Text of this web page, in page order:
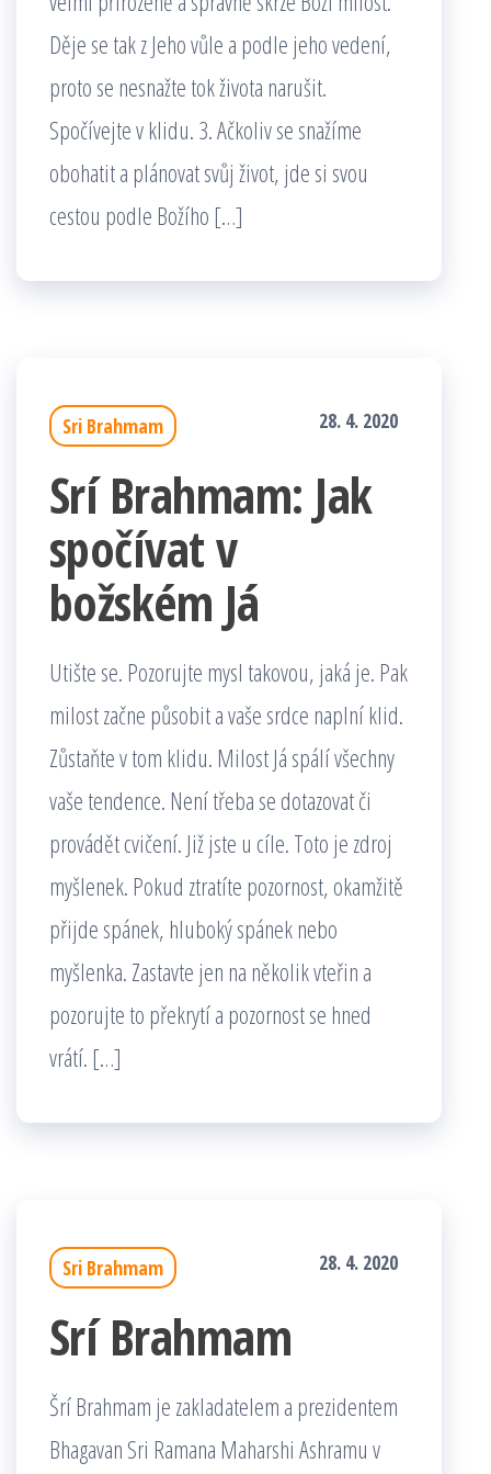
Děje se tak z Jeho vůle a podle jeho vedení,
proto se nesnažte tok života narušit.
Spočívejte v klidu. 3. Ačkoliv se snažíme
obohatit a plánovat svůj život, jde si svou
cestou podle Božího […]
Sri Brahmam 28. 4. 2020
Srí Brahmam: Jak
spočívat v
božském Já
Utište se. Pozorujte mysl takovou, jaká je. Pak
milost začne působit a vaše srdce naplní klid.
Zůstaňte v tom klidu. Milost Já spálí všechny
vaše tendence. Není třeba se dotazovat či
provádět cvičení. Již jste u cíle. Toto je zdroj
myšlenek. Pokud ztratíte pozornost, okamžitě
přijde spánek, hluboký spánek nebo
myšlenka. Zastavte jen na několik vteřin a
pozorujte to překrytí a pozornost se hned
vrátí. […]
Sri Brahmam 28. 4. 2020
Srí Brahmam
Šrí Brahmam je zakladatelem a prezidentem
Bhagavan Sri Ramana Maharshi Ashramu v